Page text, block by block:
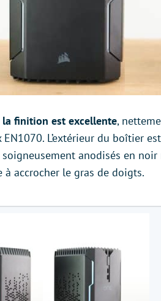
la finition est excellente,
L’extérieur du boîtier
anodisés en
à accrocher le gras de doigts.